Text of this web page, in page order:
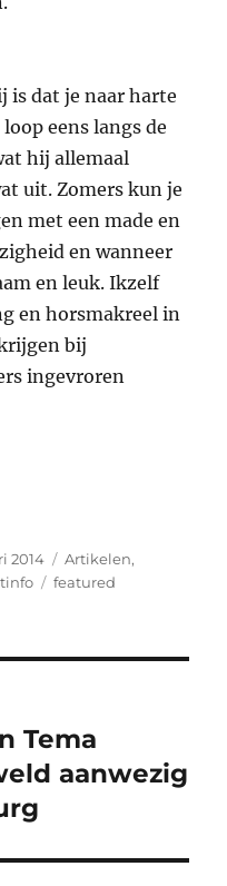
is dat je naar harte
eens langs de
hij allemaal
uit. Zomers kun je
met een made en
en wanneer
en leuk. Ikzelf
en horsmakreel in
bij
ingevroren
2014 Categorieën
Artikelen,
Tags
featured
Tema
aanwezig